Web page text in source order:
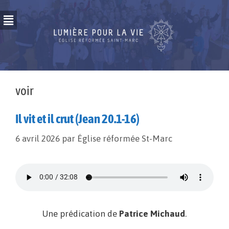
voir
Il vit et il crut (Jean 20.1-16)
6 avril 2026 par Église réformée St-Marc
Une prédication de Patrice Michaud.